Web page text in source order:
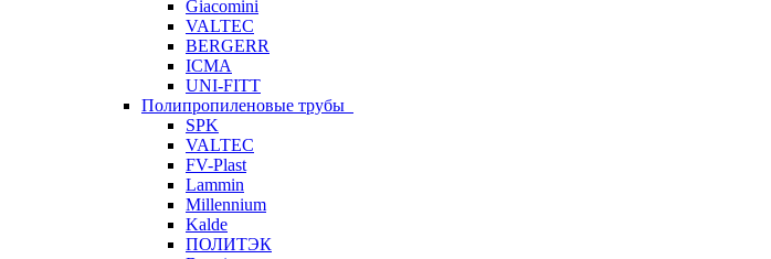
Giacomini
VALTEC
BERGERR
ICMA
UNI-FITT
Полипропиленовые трубы
SPK
VALTEC
FV-Plast
Lammin
Millennium
Kalde
ПОЛИТЭК